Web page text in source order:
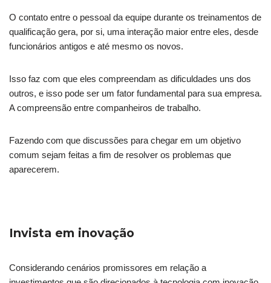
O contato entre o pessoal da equipe durante os treinamentos de
qualificação gera, por si, uma interação maior entre eles, desde
funcionários antigos e até mesmo os novos.
Isso faz com que eles compreendam as dificuldades uns dos
outros, e isso pode ser um fator fundamental para sua empresa.
A compreensão entre companheiros de trabalho.
Fazendo com que discussões para chegar em um objetivo
comum sejam feitas a fim de resolver os problemas que
aparecerem.
Invista em inovação
Considerando cenários promissores em relação a